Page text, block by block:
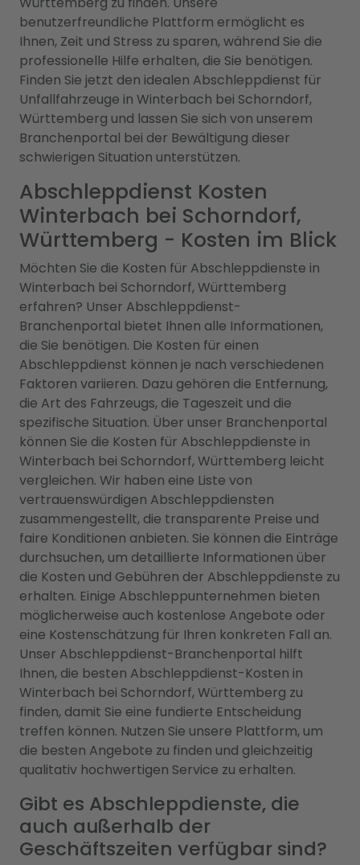
benutzerfreundliche Plattform ermöglicht es
Ihnen, Zeit und Stress zu sparen, während Sie die
professionelle Hilfe erhalten, die Sie benötigen.
Finden Sie jetzt den idealen Abschleppdienst für
Unfallfahrzeuge in Winterbach bei Schorndorf,
Württemberg und lassen Sie sich von unserem
Branchenportal bei der Bewältigung dieser
schwierigen Situation unterstützen.
Abschleppdienst Kosten
Winterbach bei Schorndorf,
Württemberg - Kosten im Blick
Möchten Sie die Kosten für Abschleppdienste in
Winterbach bei Schorndorf, Württemberg
erfahren? Unser Abschleppdienst-
Branchenportal bietet Ihnen alle Informationen,
die Sie benötigen. Die Kosten für einen
Abschleppdienst können je nach verschiedenen
Faktoren variieren. Dazu gehören die Entfernung,
die Art des Fahrzeugs, die Tageszeit und die
spezifische Situation. Über unser Branchenportal
können Sie die Kosten für Abschleppdienste in
Winterbach bei Schorndorf, Württemberg leicht
vergleichen. Wir haben eine Liste von
vertrauenswürdigen Abschleppdiensten
zusammengestellt, die transparente Preise und
faire Konditionen anbieten. Sie können die Einträge
durchsuchen, um detaillierte Informationen über
die Kosten und Gebühren der Abschleppdienste zu
erhalten. Einige Abschleppunternehmen bieten
möglicherweise auch kostenlose Angebote oder
eine Kostenschätzung für Ihren konkreten Fall an.
Unser Abschleppdienst-Branchenportal hilft
Ihnen, die besten Abschleppdienst-Kosten in
Winterbach bei Schorndorf, Württemberg zu
finden, damit Sie eine fundierte Entscheidung
treffen können. Nutzen Sie unsere Plattform, um
die besten Angebote zu finden und gleichzeitig
qualitativ hochwertigen Service zu erhalten.
Gibt es Abschleppdienste, die
auch außerhalb der
Geschäftszeiten verfügbar sind?